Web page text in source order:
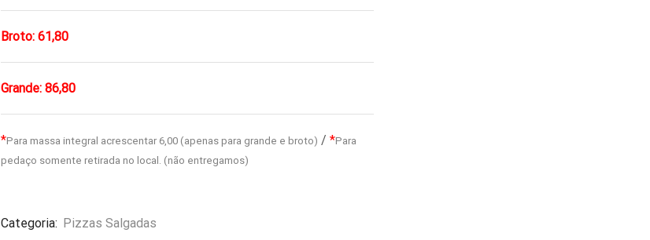
Broto: 61,80
Grande: 86,80
*Para massa integral acrescentar 6,00 (apenas para grande e broto) / *Para
pedaço somente retirada no local. (não entregamos)
Categoria: Pizzas Salgadas